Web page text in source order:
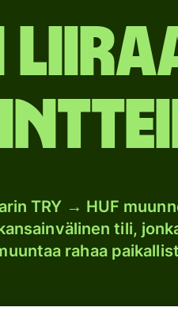
TRY → HUF
tili,
rahaa